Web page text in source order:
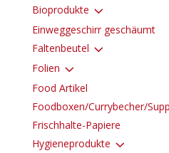
Bioprodukte 3
Einweggeschirr geschäumt
Faltenbeutel 3
Folien 3
Food Artikel
Foodboxen/Currybecher/
Frischhalte-Papiere
Hygieneprodukte 3